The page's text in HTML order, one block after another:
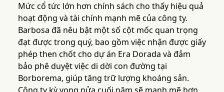
Mức cổ tức lớn hơn chính sách cho thấy hiệu quả
hoạt động và tài chính mạnh mẽ của công ty.
Barbosa đã nêu bật một số cột mốc quan trọng
đạt được trong quý, bao gồm việc nhận được giấy
phép then chốt cho dự án Era Dorada và đảm
bảo phê duyệt việc di dời con đường tại
Borborema, giúp tăng trữ lượng khoáng sản.